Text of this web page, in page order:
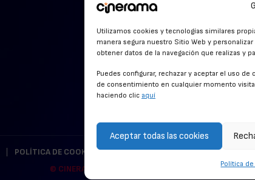
Utilizamos cookies y tecnologías similares
manera segura nuestro Sitio Web y
obtener datos de la navegación que realizas y
Puedes configurar, rechazar y aceptar el uso
de consentimiento en cualquier momento
haciendo clic aquí
Aceptar todas las cookies
Política
POLÍTICA DE COOKIES POLÍTICA DE PRIVACIDAD
© CINERAMA 2026